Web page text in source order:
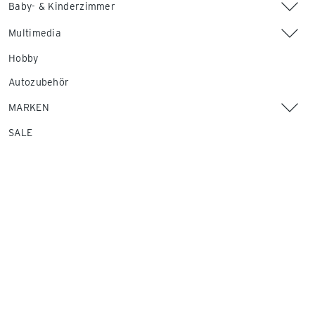
Baby- & Kinderzimmer
Multimedia
Hobby
Autozubehör
MARKEN
SALE